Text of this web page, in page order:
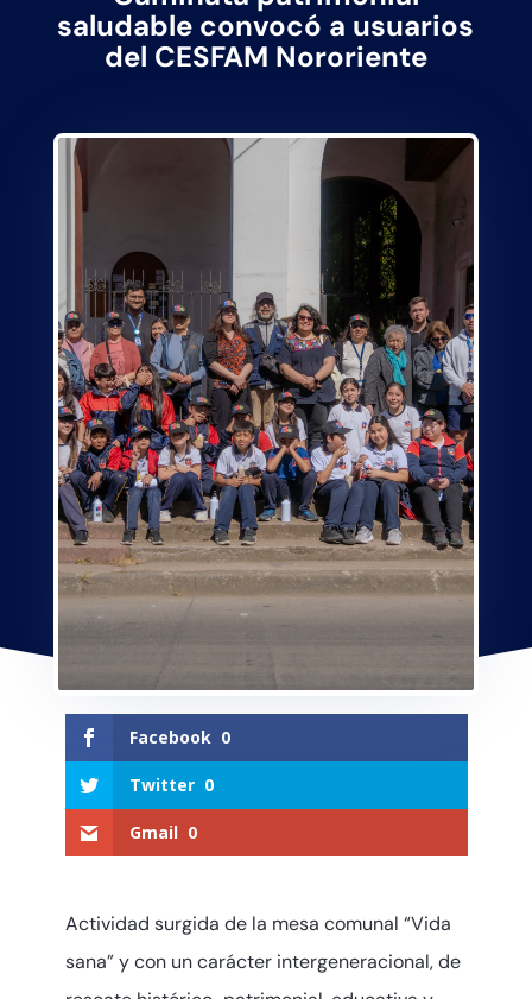
saludable convocó a usuarios
del CESFAM Nororiente
Facebook 0
Twitter 0
Gmail 0
Actividad surgida de la mesa comunal “Vida
sana” y con un carácter intergeneracional, de